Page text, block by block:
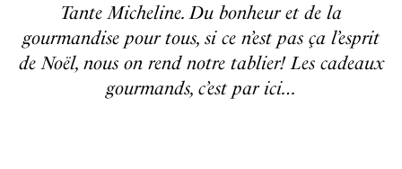
Tante Micheline. Du bonheur et de la
gourmandise pour tous, si ce n’est pas ça l’esprit
de Noël, nous on rend notre tablier! Les cadeaux
gourmands, c’est par ici…